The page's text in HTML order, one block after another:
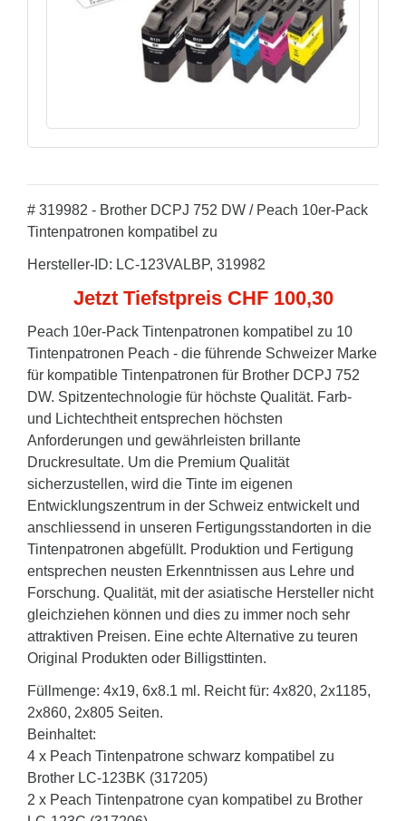
# 319982 - Brother DCPJ 752 DW / Peach 10er-Pack
Tintenpatronen kompatibel zu
Hersteller-ID: LC-123VALBP, 319982
Jetzt Tiefstpreis CHF 100,30
Peach 10er-Pack Tintenpatronen kompatibel zu 10
Tintenpatronen Peach - die führende Schweizer Marke
für kompatible Tintenpatronen für Brother DCPJ 752
DW. Spitzentechnologie für höchste Qualität. Farb-
und Lichtechtheit entsprechen höchsten
Anforderungen und gewährleisten brillante
Druckresultate. Um die Premium Qualität
sicherzustellen, wird die Tinte im eigenen
Entwicklungszentrum in der Schweiz entwickelt und
anschliessend in unseren Fertigungsstandorten in die
Tintenpatronen abgefüllt. Produktion und Fertigung
entsprechen neusten Erkenntnissen aus Lehre und
Forschung. Qualität, mit der asiatische Hersteller nicht
gleichziehen können und dies zu immer noch sehr
attraktiven Preisen. Eine echte Alternative zu teuren
Original Produkten oder Billigsttinten.
Füllmenge: 4x19, 6x8.1 ml. Reicht für: 4x820, 2x1185,
2x860, 2x805 Seiten.
Beinhaltet:
4 x Peach Tintenpatrone schwarz kompatibel zu
Brother LC-123BK (317205)
2 x Peach Tintenpatrone cyan kompatibel zu Brother